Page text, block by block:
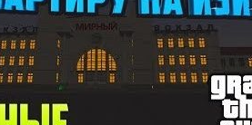
КАК ЛЕГКО КУПИТЬ КВАРТИРУ!